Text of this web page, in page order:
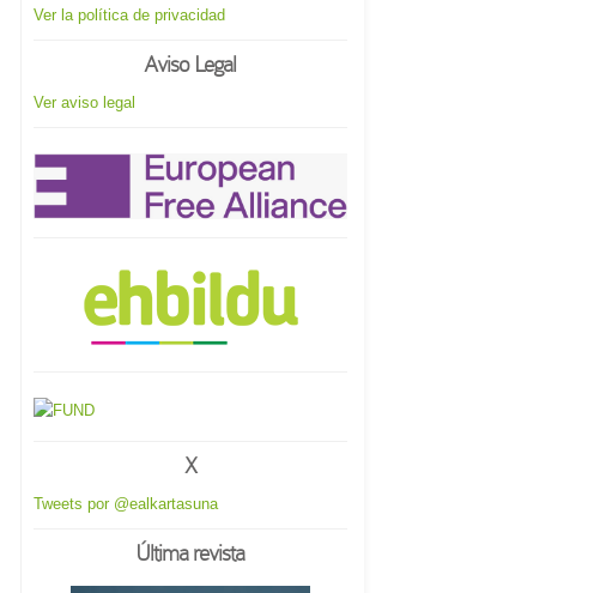
Ver la política de privacidad
Aviso Legal
Ver aviso legal
X
Tweets por @ealkartasuna
Última revista